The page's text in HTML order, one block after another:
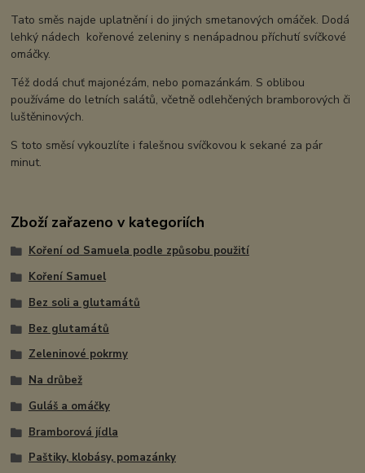
Tato směs najde uplatnění i do jiných smetanových omáček. Dodá
lehký nádech kořenové zeleniny s nenápadnou příchutí svíčkové
omáčky.
Též dodá chuť majonézám, nebo pomazánkám. S oblibou
používáme do letních salátů, včetně odlehčených bramborových či
luštěninových.
S toto směsí vykouzlíte i falešnou svíčkovou k sekané za pár
minut.
Zboží zařazeno v kategoriích
Koření od Samuela podle způsobu použití
Koření Samuel
Bez soli a glutamátů
Bez glutamátů
Zeleninové pokrmy
Na drůbež
Guláš a omáčky
Bramborová jídla
Paštiky, klobásy, pomazánky